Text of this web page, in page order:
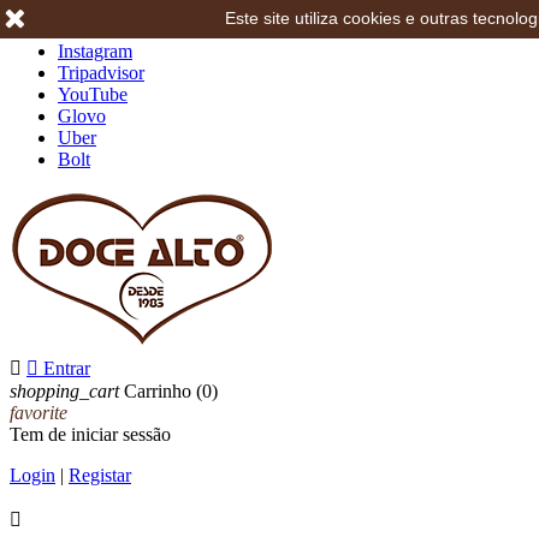
Instagram
Tripadvisor
YouTube
Glovo
Uber
Bolt
  Entrar
shopping_cart Carrinho (0)
favorite
Tem de iniciar sessão
Login | Registar

Este site utiliza cookies e outras